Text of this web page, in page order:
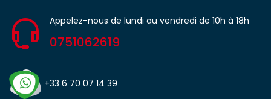
Appelez-nous de lundi au vendredi de 10h à 18h
0751062619
+33 6 70 07 14 39